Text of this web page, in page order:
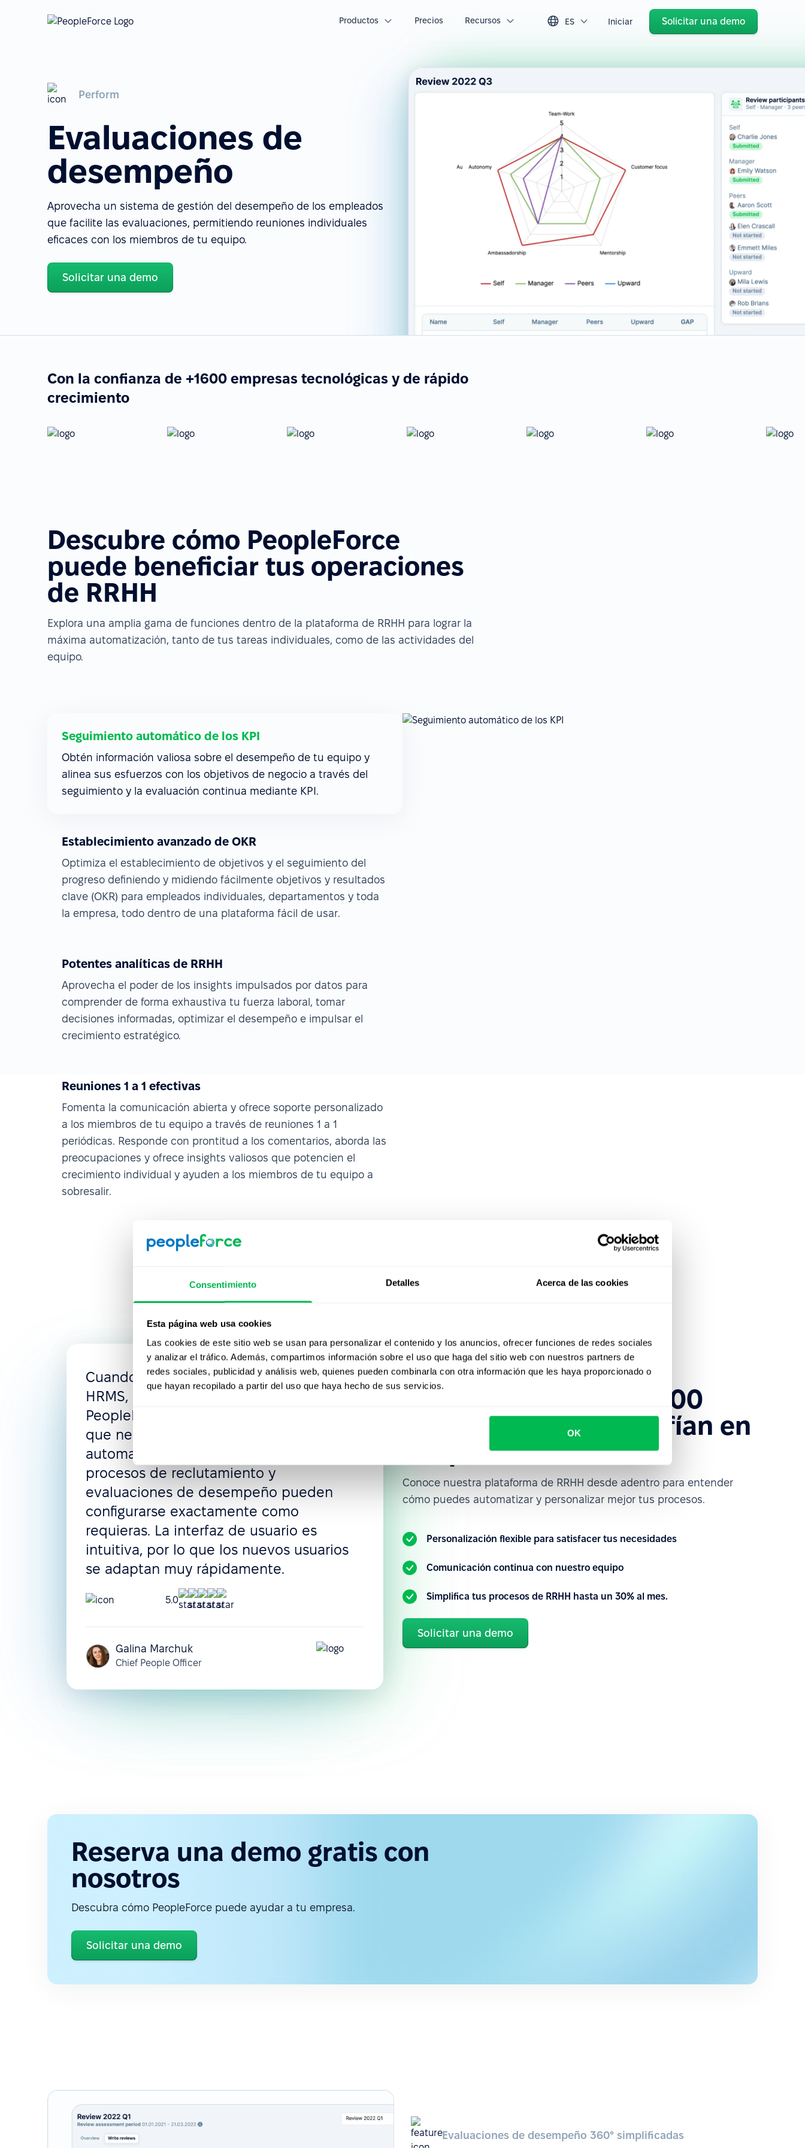
Consentimiento Detalles Acerca de las cookies
Esta página web usa cookies
Las cookies de este sitio web se usan para personalizar el contenido y los anuncios, ofrecer funciones de redes sociales
y analizar el tráfico. Además, compartimos información sobre el uso que haga del sitio web con nuestros partners de
redes sociales, publicidad y análisis web, quienes pueden combinarla con otra información que les haya proporcionado o
que hayan recopilado a partir del uso que haya hecho de sus servicios.
OK
Productos Precios Recursos ES Iniciar Solicitar una demo
Perform
Evaluaciones de
desempeño
Aprovecha un sistema de gestión del desempeño de los empleados
que facilite las evaluaciones, permitiendo reuniones individuales
eficaces con los miembros de tu equipo.
Solicitar una demo
Con la confianza de +1600 empresas tecnológicas y de rápido
crecimiento
Descubre cómo PeopleForce
puede beneficiar tus operaciones
de RRHH
Explora una amplia gama de funciones dentro de la plataforma de RRHH para lograr la
máxima automatización, tanto de tus tareas individuales, como de las actividades del
equipo.
Seguimiento automático de los KPI
Obtén información valiosa sobre el desempeño de tu equipo y
alinea sus esfuerzos con los objetivos de negocio a través del
seguimiento y la evaluación continua mediante KPI.
Establecimiento avanzado de OKR
Optimiza el establecimiento de objetivos y el seguimiento del
progreso definiendo y midiendo fácilmente objetivos y resultados
clave (OKR) para empleados individuales, departamentos y toda
la empresa, todo dentro de una plataforma fácil de usar.
Potentes analíticas de RRHH
Aprovecha el poder de los insights impulsados por datos para
comprender de forma exhaustiva tu fuerza laboral, tomar
decisiones informadas, optimizar el desempeño e impulsar el
crecimiento estratégico.
Reuniones 1 a 1 efectivas
Fomenta la comunicación abierta y ofrece soporte personalizado
a los miembros de tu equipo a través de reuniones 1 a 1
periódicas. Responde con prontitud a los comentarios, aborda las
preocupaciones y ofrece insights valiosos que potencien el
crecimiento individual y ayuden a los miembros de tu equipo a
sobresalir.
Cuando estuve buscando un nuevo
HRMS, me impresionó la flexibilidad de
PeopleForce, donde puedes crear todo lo
que necesites: derechos de acceso, flujos
automatizados, políticas de permisos,
procesos de reclutamiento y
evaluaciones de desempeño pueden
configurarse exactamente como
requieras. La interfaz de usuario es
intuitiva, por lo que los nuevos usuarios
se adaptan muy rápidamente.
5.0
Galina Marchuk
Chief People Officer
Únete a las más de 1600
empresas que ya confían en
PeopleForce
Conoce nuestra plataforma de RRHH desde adentro para entender
cómo puedes automatizar y personalizar mejor tus procesos.
Personalización flexible para satisfacer tus necesidades
Comunicación continua con nuestro equipo
Simplifica tus procesos de RRHH hasta un 30% al mes.
Solicitar una demo
Reserva una demo gratis con
nosotros
Descubra cómo PeopleForce puede ayudar a tu empresa.
Solicitar una demo
Evaluaciones de desempeño 360° simplificadas